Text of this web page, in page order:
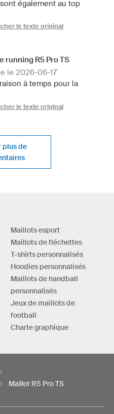
également au top
le texte original
running R5 Pro TS
le 2026-06-17
à temps pour la
le texte original
plus de
Maillots esport
Maillots de fléchettes
T-shirts personnalisés
Hoodies personnalisés
Maillots de handball
personnalisés
Jeux de maillots de
football
Charte graphique
Maillot R5 Pro TS